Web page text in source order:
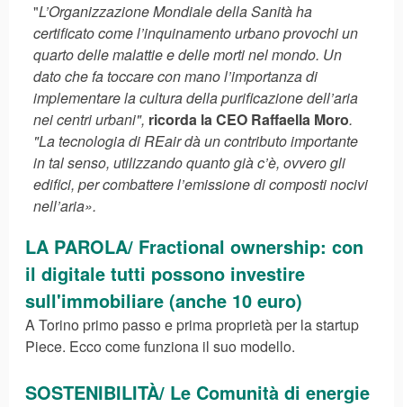
"L’Organizzazione Mondiale della Sanità ha
certificato come l’inquinamento urbano provochi un
quarto delle malattie e delle morti nel mondo. Un
dato che fa toccare con mano l’importanza di
implementare la cultura della purificazione dell’aria
nei centri urbani", ricorda la CEO Raffaella Moro.
"La tecnologia di REair dà un contributo importante
in tal senso, utilizzando quanto già c’è, ovvero gli
edifici, per combattere l’emissione di composti nocivi
nell’aria».
LA PAROLA/ Fractional ownership: con
il digitale tutti possono investire
sull'immobiliare (anche 10 euro)
A Torino primo passo e prima proprietà per la startup
Piece. Ecco come funziona il suo modello.
SOSTENIBILITÀ/ Le Comunità di energie